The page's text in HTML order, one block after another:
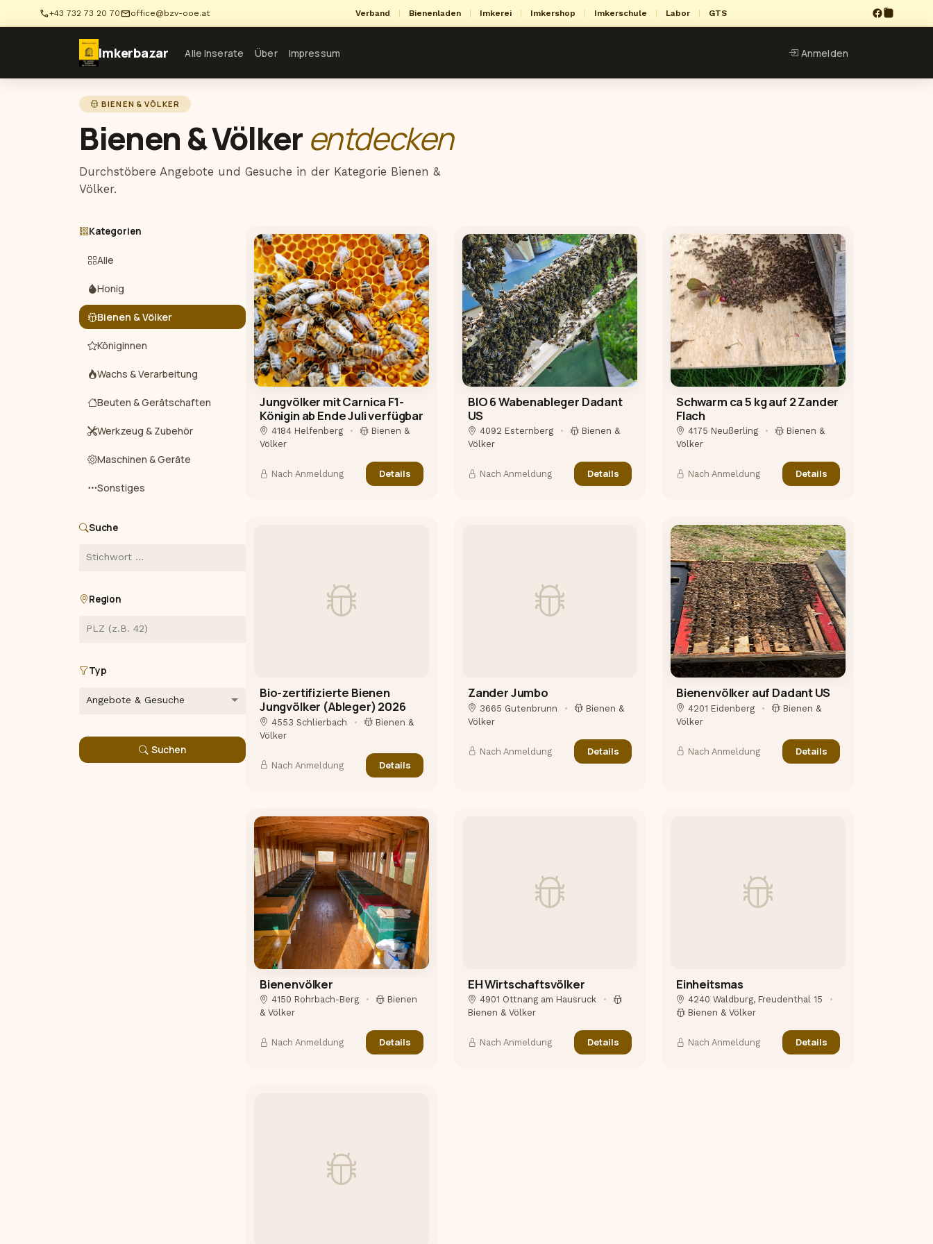
phone+43 732 73 20 70mailoffice@bzv-ooe.at Verband Bienenladen Imkerei Imkershop Imkerschule Labor GTS
Imkerbazar Alle Inserate Über Impressum Anmelden
BIENEN & VÖLKER
Bienen & Völkerentdecken
Durchstöbere Angebote und Gesuche in der Kategorie Bienen &
Völker.
Kategorien
Alle
Honig
Bienen & Völker
Königinnen
Wachs & Verarbeitung
Beuten & Gerätschaften
Werkzeug & Zubehör
Maschinen & Geräte
Sonstiges
Suche
Region
Typ
Suchen
Jungvölker mit Carnica F1-
Königin ab Ende Juli verfügbar
4184 Helfenberg •
Bienen &
Völker
Nach Anmeldung Details
BIO 6 Wabenableger Dadant
US
4092 Esternberg •
Bienen &
Völker
Nach Anmeldung Details
Schwarm ca 5 kg auf 2 Zander
Flach
4175 Neußerling •
Bienen &
Völker
Nach Anmeldung Details
Bio-zertifizierte Bienen
Jungvölker (Ableger) 2026
4553 Schlierbach •
Bienen &
Völker
Nach Anmeldung Details
Zander Jumbo
3665 Gutenbrunn •
Bienen &
Völker
Nach Anmeldung Details
Bienenvölker auf Dadant US
4201 Eidenberg •
Bienen &
Völker
Nach Anmeldung Details
Bienenvölker
4150 Rohrbach-Berg •
Bienen
& Völker
Nach Anmeldung Details
EH Wirtschaftsvölker
4901 Ottnang am Hausruck
•
Bienen & Völker
Nach Anmeldung Details
Einheitsmas
4240 Waldburg, Freudenthal 15
•
Bienen & Völker
Nach Anmeldung Details